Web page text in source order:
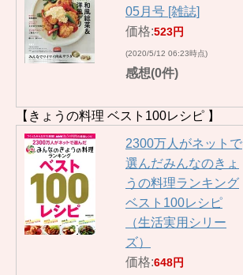
05月号 [雑誌]
価格:523円
(2020/5/12 06:23時点)
感想(0件)
【きょうの料理 ベスト100レシピ 】
2300万人がネットで
選んだみんなのきょ
うの料理ランキング
ベスト100レシピ
（生活実用シリー
ズ）
価格:648円